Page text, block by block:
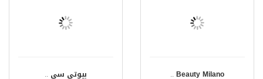
Beauty Milano
.. بيوتي سي ..